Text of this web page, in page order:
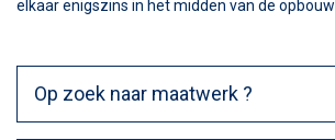
elkaar enigszins in het midden van de opbouw
Op zoek naar maatwerk ?